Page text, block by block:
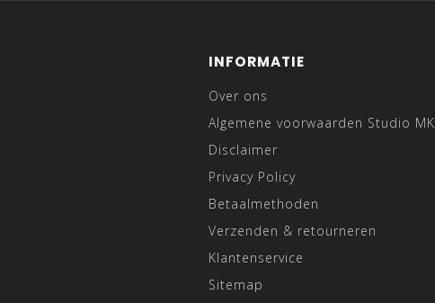
INFORMATIE
Over ons
Algemene voorwaarden Studio MK
Disclaimer
Privacy Policy
Betaalmethoden
Verzenden & retourneren
Klantenservice
Sitemap